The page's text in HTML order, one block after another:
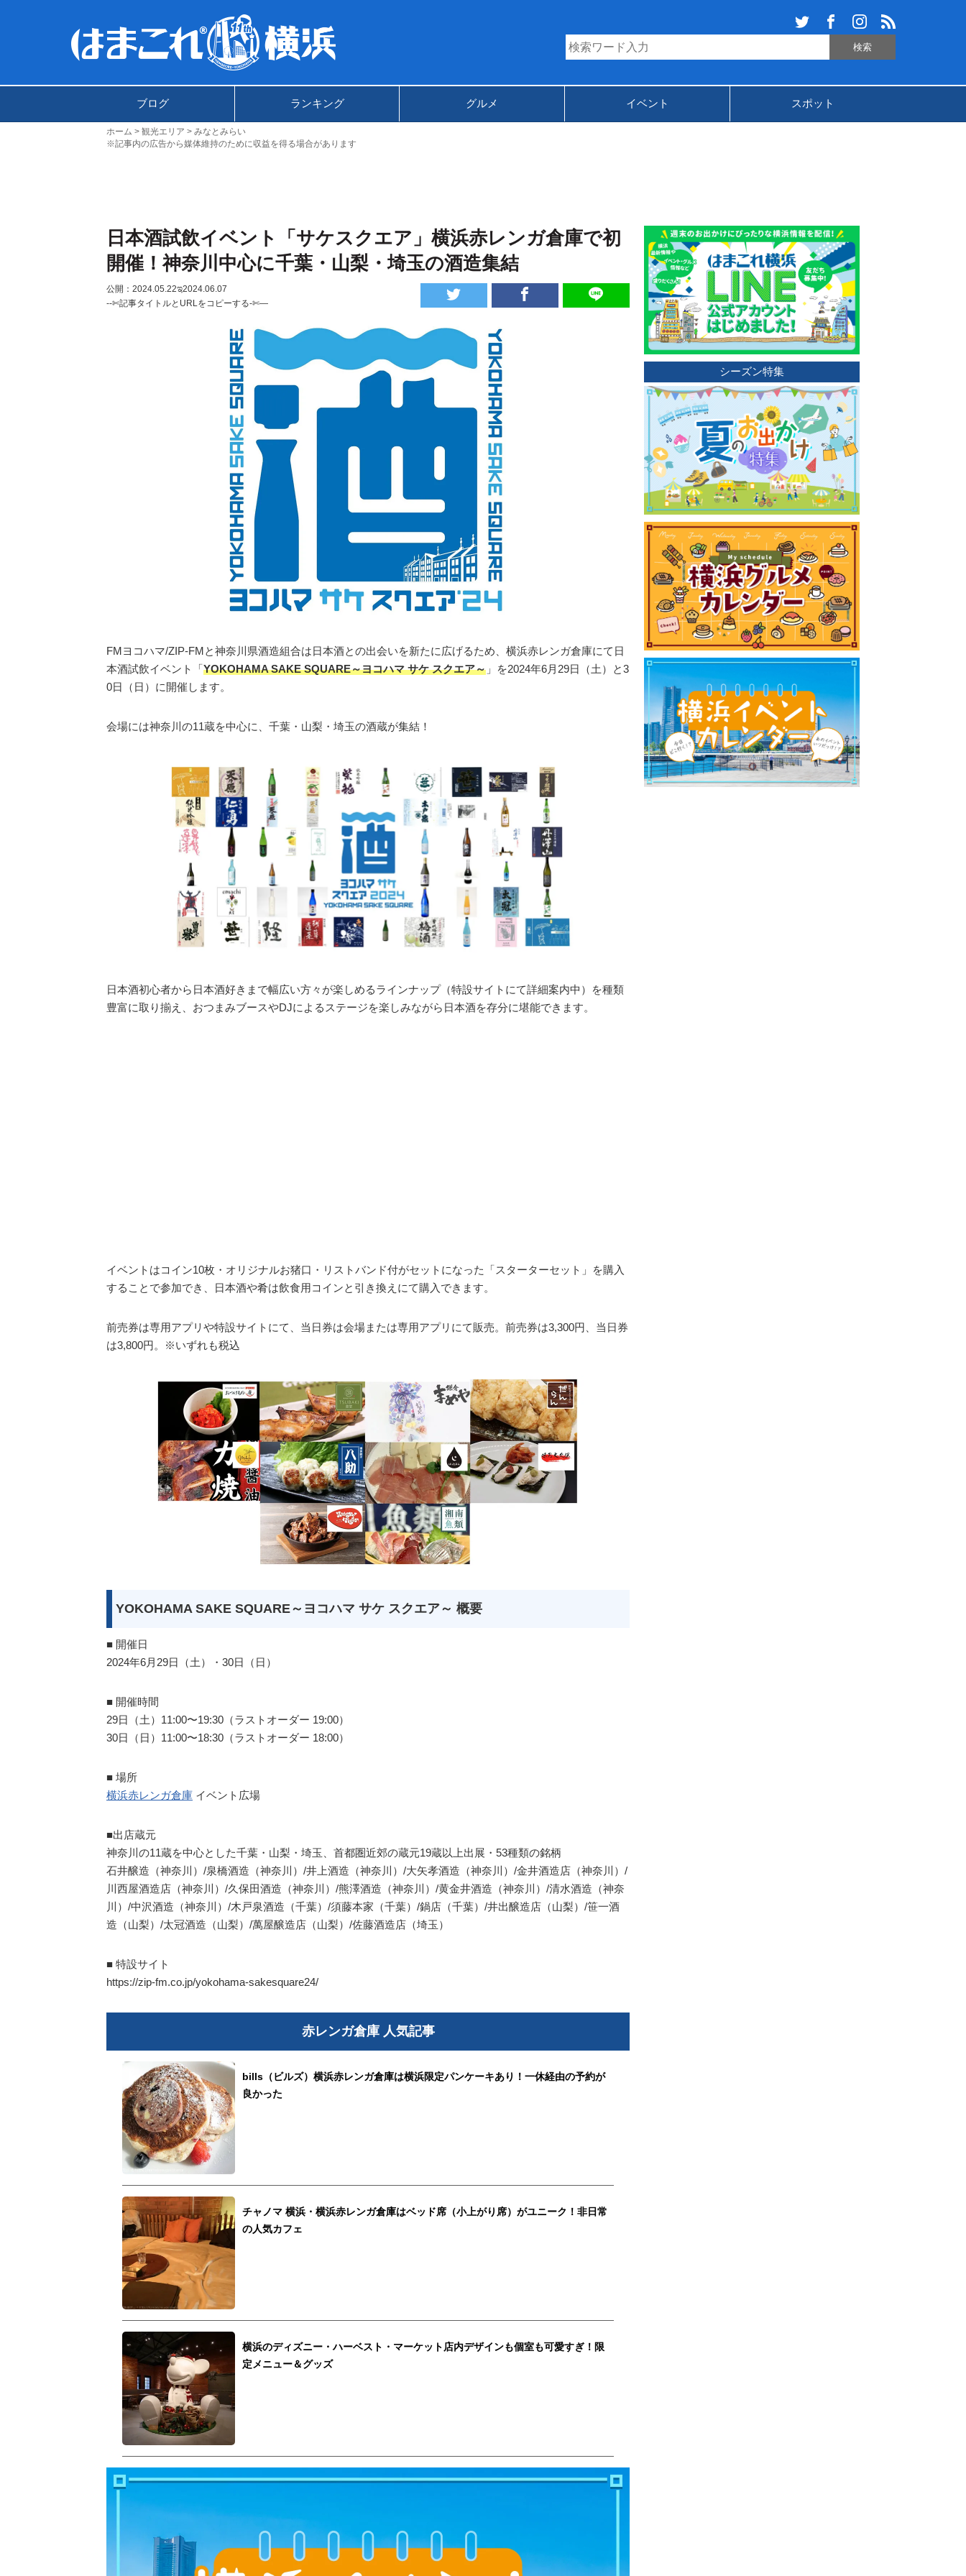
ブログ ランキング グルメ イベント スポット
ホーム 観光エリア
みなとみらい
※記事内の広告から媒体維持のために収益を得る場合があります
日本酒試飲イベント「サケスクエア」横浜赤レンガ倉庫で初
開催！神奈川中心に千葉・山梨・埼玉の酒造集結
公開：2024.05.22ಇ2024.06.07
--✄記事タイトルとURLをコピーする-✄—
FMヨコハマ/ZIP-FMと神奈川県酒造組合は日本酒との出会いを新たに広げるため、横浜赤レンガ倉庫にて日
本酒試飲イベント「YOKOHAMA SAKE SQUARE～ヨコハマ サケ スクエア～ 」を2024年6月29日（土）と3
0日（日）に開催します。
会場には神奈川の11蔵を中心に、千葉・山梨・埼玉の酒蔵が集結！
日本酒初心者から日本酒好きまで幅広い方々が楽しめるラインナップ（特設サイトにて詳細案内中）を種類
豊富に取り揃え、おつまみブースやDJによるステージを楽しみながら日本酒を存分に堪能できます。
イベントはコイン10枚・オリジナルお猪口・リストバンド付がセットになった「スターターセット」を購入
することで参加でき、日本酒や肴は飲食用コインと引き換えにて購入できます。
前売券は専用アプリや特設サイトにて、当日券は会場または専用アプリにて販売。前売券は3,300円、当日券
は3,800円。※いずれも税込
YOKOHAMA SAKE SQUARE～ヨコハマ サケ スクエア～ 概要
■ 開催日
2024年6月29日（土）・30日（日）
■ 開催時間
29日（土）11:00〜19:30（ラストオーダー 19:00）
30日（日）11:00〜18:30（ラストオーダー 18:00）
■ 場所
横浜赤レンガ倉庫 イベント広場
■出店蔵元
神奈川の11蔵を中心とした千葉・山梨・埼玉、首都圏近郊の蔵元19蔵以上出展・53種類の銘柄
石井醸造（神奈川）/泉橋酒造（神奈川）/井上酒造（神奈川）/大矢孝酒造（神奈川）/金井酒造店（神奈川）/
川西屋酒造店（神奈川）/久保田酒造（神奈川）/熊澤酒造（神奈川）/黄金井酒造（神奈川）/清水酒造（神奈
川）/中沢酒造（神奈川）/木戸泉酒造（千葉）/須藤本家（千葉）/鍋店（千葉）/井出醸造店（山梨）/笹一酒
造（山梨）/太冠酒造（山梨）/萬屋醸造店（山梨）/佐藤酒造店（埼玉）
■ 特設サイト
https://zip-fm.co.jp/yokohama-sakesquare24/
赤レンガ倉庫 人気記事
bills（ビルズ）横浜赤レンガ倉庫は横浜限定パンケーキあり！一休経由の予約が
良かった
チャノマ 横浜・横浜赤レンガ倉庫はベッド席（小上がり席）がユニーク！非日常
の人気カフェ
横浜のディズニー・ハーベスト・マーケット店内デザインも個室も可愛すぎ！限
定メニュー＆グッズ
シーズン特集